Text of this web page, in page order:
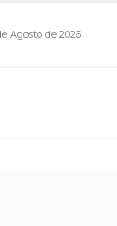
Agosto de 2026